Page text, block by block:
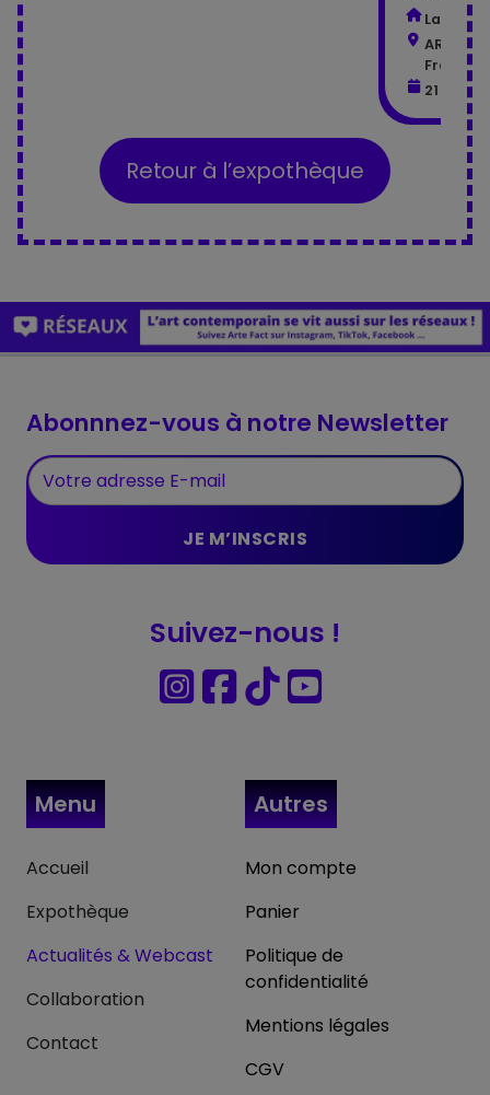
La Villa
ARC-
21 juin
Retour à l’expothèque
Abonnnez-vous à notre Newsletter
Suivez-nous !
Menu
Accueil
Expothèque
Actualités & Webcast
Collaboration
Contact
Autres
Mon compte
Panier
Politique de
confidentialité
Mentions légales
CGV